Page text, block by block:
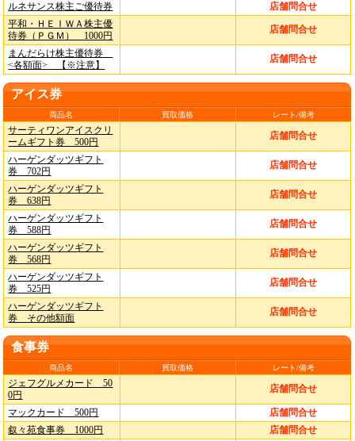
ルネサンス株主ご優待券
店舗問合せ
平和・ＨＥＩＷＡ株主優
待券（ＰＧＭ） 1000円
店舗問合せ
まんだらけ株主優待券
<各額面> 【※注意】
店舗問合せ
アイス券
商品名 買取価格 レート/備考
サーティワンアイスクリ
ームギフト券 500円
店舗問合せ
ハーゲンダッツギフト
券 702円
店舗問合せ
ハーゲンダッツギフト
券 638円
店舗問合せ
ハーゲンダッツギフト
券 588円
店舗問合せ
ハーゲンダッツギフト
券 568円
店舗問合せ
ハーゲンダッツギフト
券 525円
店舗問合せ
ハーゲンダッツギフト
券 その他額面
店舗問合せ
食事券
商品名 買取価格 レート/備考
ジェフグルメカード 50
0円
店舗問合せ
マックカード 500円
店舗問合せ
叙々苑食事券 1000円
店舗問合せ